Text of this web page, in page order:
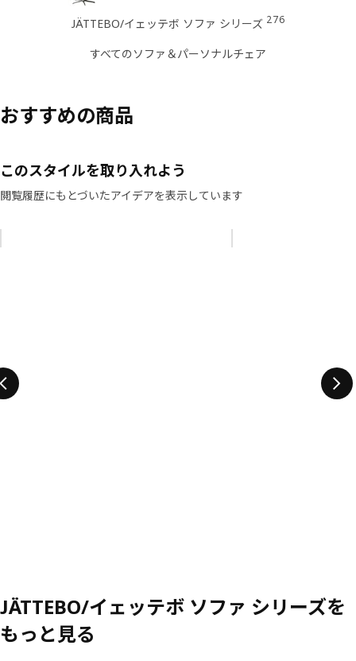
JÄTTEBO/イェッテボ ソファ シリーズ 276
すべてのソファ＆パーソナルチェア
おすすめの商品
このスタイルを取り入れよう
閲覧履歴にもとづいたアイデアを表示しています
JÄTTEBO/イェッテボ ソファ シリーズを
もっと見る